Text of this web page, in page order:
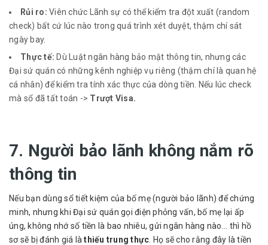
Rủi ro: Viên chức Lãnh sự có thể kiểm tra đột xuất (random
check) bất cứ lúc nào trong quá trình xét duyệt, thậm chí sát
ngày bay.
Thực tế: Dù Luật ngân hàng bảo mật thông tin, nhưng các
Đại sứ quán có những kênh nghiệp vụ riêng (thậm chí là quan hệ
cá nhân) để kiểm tra tính xác thực của dòng tiền. Nếu lúc check
mà sổ đã tất toán -> Trượt Visa.
7. Người bảo lãnh không nắm rõ
thông tin
Nếu bạn dùng sổ tiết kiệm của bố mẹ (người bảo lãnh) để chứng
minh, nhưng khi Đại sứ quán gọi điện phỏng vấn, bố mẹ lại ấp
úng, không nhớ số tiền là bao nhiêu, gửi ngân hàng nào... thì hồ
sơ sẽ bị đánh giá làthiếu trung thực . Họ sẽ cho rằng đây là tiền